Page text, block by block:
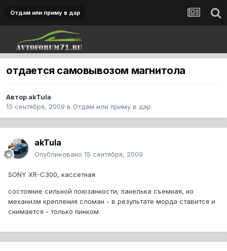
Отдам или приму в дар
отдается самовывозом магнитола
АвторakTula
15 сентября, 2009 в Отдам или приму в дар
akTula
Опубликовано 15 сентября, 2009
SONY XR-C300, кассетная
состояние сильной поюзанности, панелька съемная, но
механизм крепления сломан - в результате морда ставится и
снимается - только пинком.